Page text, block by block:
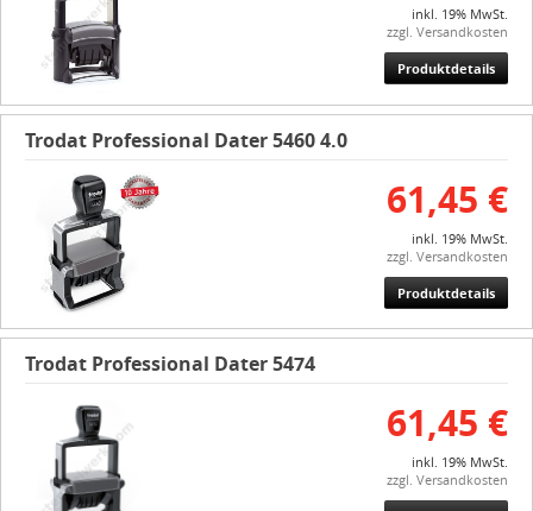
inkl. 19% MwSt.
zzgl. Versandkosten
Produktdetails
Trodat Professional Dater 5460 4.0
61,45 €
inkl. 19% MwSt.
zzgl. Versandkosten
Produktdetails
Trodat Professional Dater 5474
61,45 €
inkl. 19% MwSt.
zzgl. Versandkosten